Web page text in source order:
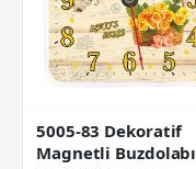
5005-83 Dekoratif
Magnetli Buzdolabı